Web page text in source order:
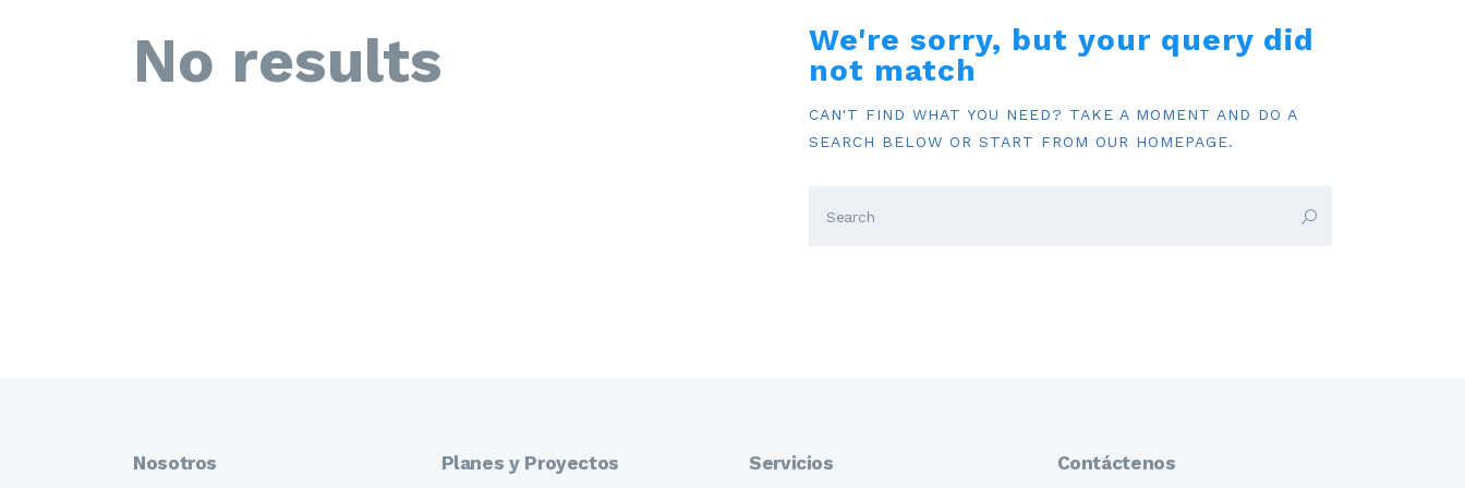
No results
We're sorry, but your query did
not match
CAN'T FIND WHAT YOU NEED? TAKE A MOMENT AND DO A
SEARCH BELOW OR START FROM OUR HOMEPAGE.
Nosotros Planes y Proyectos Servicios Contáctenos